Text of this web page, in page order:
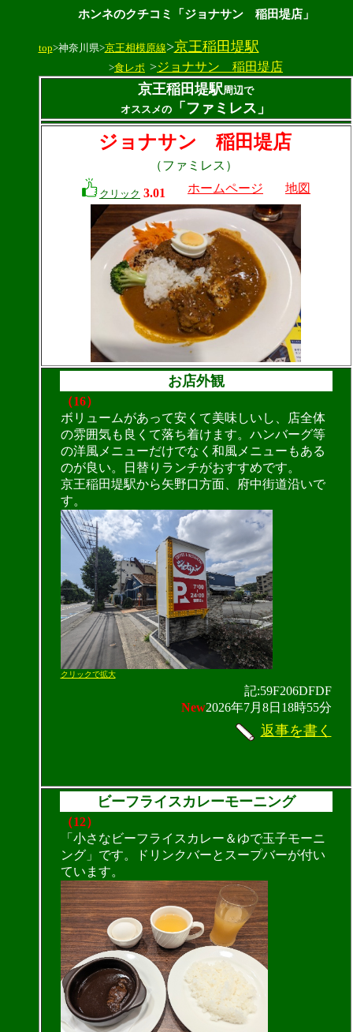
ホンネのクチコミ「ジョナサン 稲田堤店」
top>神奈川県>京王相模原線>京王稲田堤駅
>食レポ >ジョナサン 稲田堤店
京王稲田堤駅周辺で
オススメの
「ファミレス」
ジョナサン 稲田堤店
（ファミレス）
クリック 3.01 ホームページ 地図
お店外観
（16）
ボリュームがあって安くて美味しいし、店全体
の雰囲気も良くて落ち着けます。ハンバーグ等
の洋風メニューだけでなく和風メニューもある
のが良い。日替りランチがおすすめです。
京王稲田堤駅から矢野口方面、府中街道沿いで
す。
クリックで拡大
記:59F206DFDF
New2026年7月8日18時55分
返事を書く
ビーフライスカレーモーニング
（12）
「小さなビーフライスカレー＆ゆで玉子モーニ
ング」です。ドリンクバーとスープバーが付い
ています。